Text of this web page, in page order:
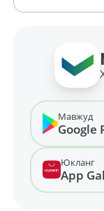
Мавжуд
Google
Юкланг
App